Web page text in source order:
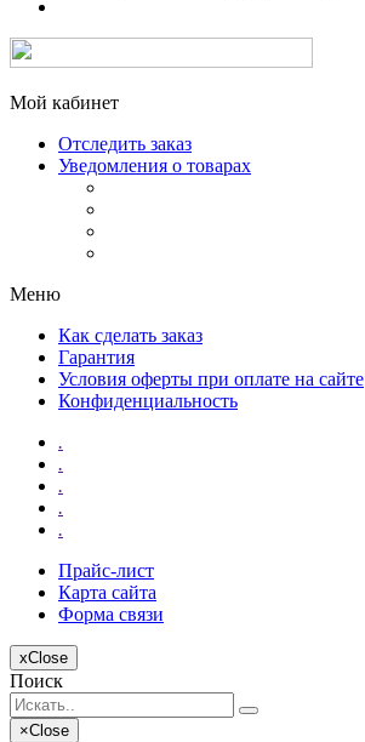
Мой кабинет
Отследить заказ
Уведомления о товарах
Меню
Как сделать заказ
Гарантия
Условия оферты при оплате на сайте
Конфиденциальность
.
.
.
.
.
Прайс-лист
Карта сайта
Форма связи
xClose
Поиск
×Close